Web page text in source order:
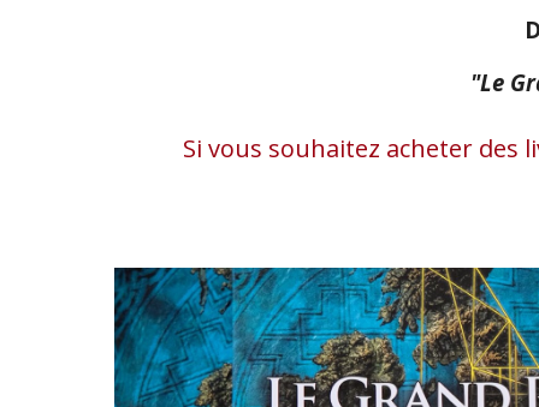
"Le G
Si vous souhaitez acheter des